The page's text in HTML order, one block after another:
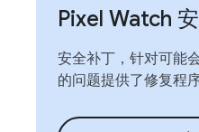
Pixel Watch
安全补丁，针对可能
的问题提供了修复程序